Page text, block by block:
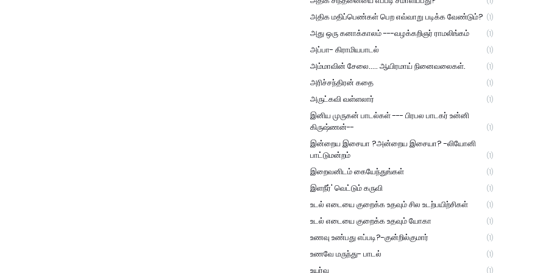
அதிக மதிப்பெண்கள் பெற எவ்வாறு படிக்க வேண்டும்? (1)
அது ஒரு கனாக்காலம் ---வழக்கறிஞர் ராமலிங்கம் (1)
அப்பா- கிராமியபாடல் (1)
அம்மாவின் சேலை..... ஆயிரமாய் நினைவலைகள். (1)
அரிச்சந்திரன் கதை (1)
அருட்கவி வள்ளலார் (1)
இனிய முருகன் பாடல்கள் --- பிரபல பாடகர் உன்னி
கிருஷ்ணன்--
(1)
இன்றைய இசையா ?அன்றைய இசையா? -லியோனி
பாட்டுமன்றம்
(1)
இறைவனிடம் கையேந்துங்கள் (1)
இளநீர்' வெட்டும் கருவி (1)
உடல் எடையை குறைக்க உதவும் சில உடற்பயிற்சிகள் (1)
உடல் எடையை குறைக்க உதவும் யோகா (1)
உணவு உண்பது எப்படி?-குன்றில்குமார் (1)
உணவே மருந்து- பாடல் (1)
உயர்வு (1)